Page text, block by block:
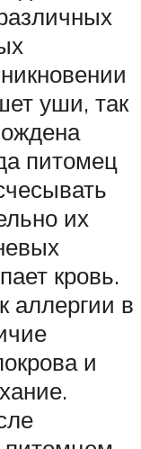
уши, так
питомец
их
кровь.
аллергии в
и